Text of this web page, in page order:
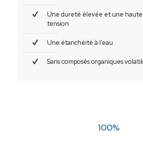
Une dureté élevée et une haute
tension
Une étanchéité à l’eau
Sans composés organiques
100%